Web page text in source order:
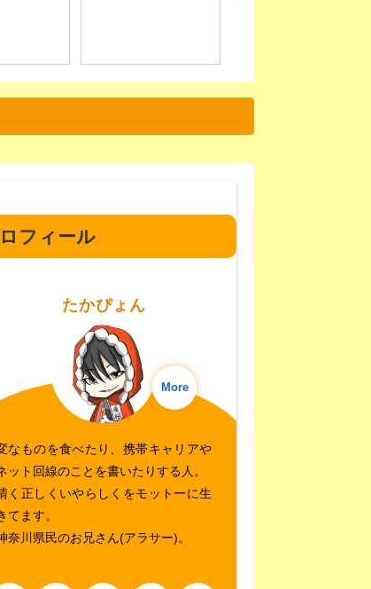
フィール
たかぴょん
なものを食べたり、携帯キャリアや
ット回線のことを書いたりする人。
く正しくいやらしくをモットーに生
てます。
奈川県民のお兄さん(アラサー)。
More